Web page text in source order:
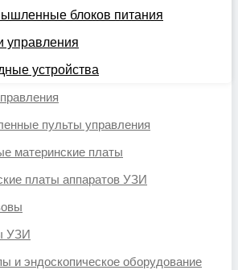
блоков питания
управления
устройства
пульты управления
материнские платы
платы аппаратов УЗИ
УЗИ
и эндоскопическое оборудование